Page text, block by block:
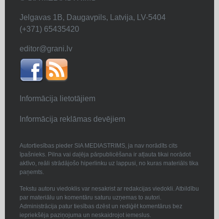
Jelgavas 1B, Daugavpils, Latvija, LV-5404
(+371) 65435420
editor@grani.lv
Informācija lietotājiem
Informācija reklāmas devējiem
Autortiesības pieder SIA MEDIASTRIMS, ja nav norādīts cits
īpašnieks. Pilna vai daļēja pārpublicēšana ir atļauta tikai norādot
aktīvo, reāli strādājošo hiperlinku uz lappusi, no kuras materiāls tika
paņemts.
Tekstu autoru viedoklis var nesakrist ar redakcijas viedokli. Atbildību
par materiālu un komentāru saturu uzņemas to autori.
Administrācija patur tiesības dzēst un rediģēt komentārus bez
iepriekšēja paziņojuma un neskaidrojot iemeslus.